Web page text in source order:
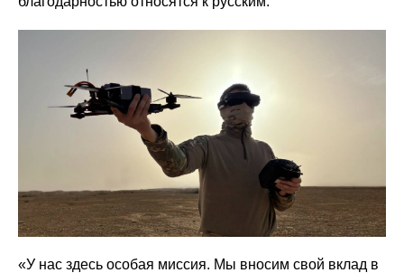
«У нас здесь особая миссия. Мы вносим свой вклад в